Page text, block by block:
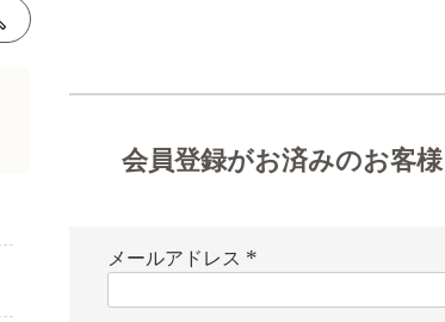
会員登録がお済みのお客様
メールアドレス
必